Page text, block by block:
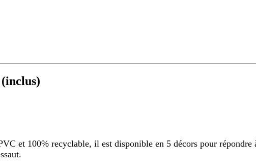
et 100% recyclable, il est disponible en 5 décors pour répondre